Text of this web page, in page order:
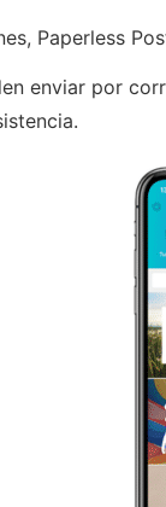
Paperless
enviar por